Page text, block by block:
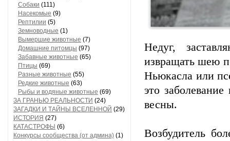
Собаки (111)
Насекомые (9)
Рептилии (5)
Земноводные (1)
Вымершие животные (7)
Домашние питомцы (97)
Забавные животные (65)
Птицы (69)
Разные животные (55)
Редкие животные (63)
Рыбы и водяные животные (69)
ЗА ГРАНЬЮ РЕАЛЬНОСТИ (24)
ЗАГАДКИ И ТАЙНЫ ВСЕЛЕННОЙ (29)
ИСТОРИЯ (27)
КАТАСТРОФЫ (6)
Конкурсы сообщества (от админа) (1)
Недуг,
извращать шею
Ньюкасла или
это
весны.
Возбудитель